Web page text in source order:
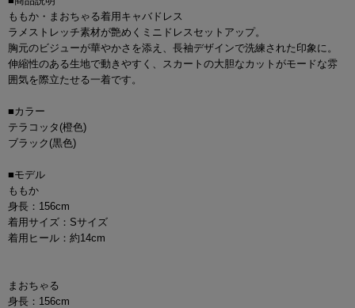
ももか・まおちゃる着用キャバドレス
ラメストレッチ素材が艶めくミニドレスセットアップ。
胸元のビジューが華やかさを添え、長袖デザインで洗練された印象に。
伸縮性のある生地で動きやすく、スカートの大胆なカットがモードな雰
囲気を際立たせる一着です。
■カラー
テラコッタ(橙色)
ブラック(黒色)
■モデル
ももか
身長：156cm
着用サイズ：Sサイズ
着用ヒール：約14cm
まおちゃる
身長：156cm